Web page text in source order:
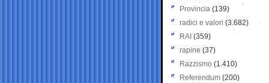
Provincia (139)
radici e valori (3.682)
RAI (359)
rapine (37)
Razzismo (1.410)
Referendum (200)